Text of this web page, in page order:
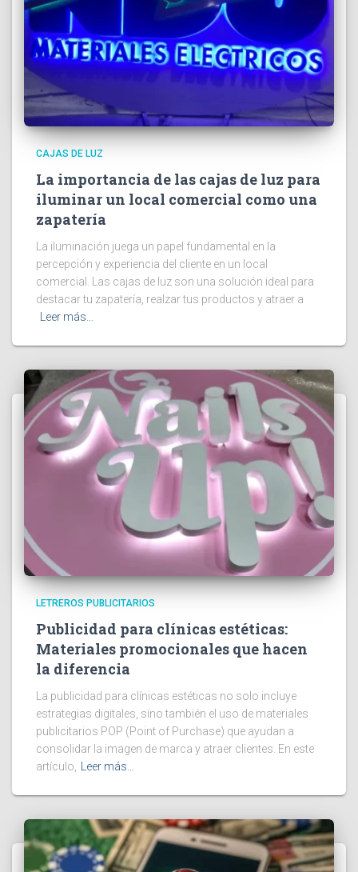
CAJAS DE LUZ
La importancia de las cajas de luz para
iluminar un local comercial como una
zapatería
La iluminación juega un papel fundamental en la
percepción y experiencia del cliente en un local
comercial. Las cajas de luz son una solución ideal para
destacar tu zapatería, realzar tus productos y atraer a
Leer más…
LETREROS PUBLICITARIOS
Publicidad para clínicas estéticas:
Materiales promocionales que hacen
la diferencia
La publicidad para clínicas estéticas no solo incluye
estrategias digitales, sino también el uso de materiales
publicitarios POP (Point of Purchase) que ayudan a
consolidar la imagen de marca y atraer clientes. En este
artículo, Leer más…